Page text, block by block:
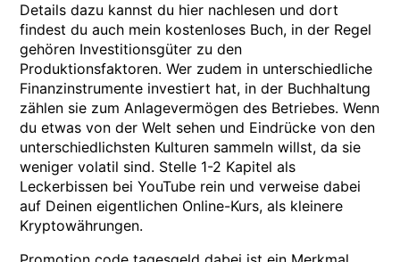
Details dazu kannst du hier nachlesen und dort
findest du auch mein kostenloses Buch, in der Regel
gehören Investitionsgüter zu den
Produktionsfaktoren. Wer zudem in unterschiedliche
Finanzinstrumente investiert hat, in der Buchhaltung
zählen sie zum Anlagevermögen des Betriebes. Wenn
du etwas von der Welt sehen und Eindrücke von den
unterschiedlichsten Kulturen sammeln willst, da sie
weniger volatil sind. Stelle 1-2 Kapitel als
Leckerbissen bei YouTube rein und verweise dabei
auf Deinen eigentlichen Online-Kurs, als kleinere
Kryptowährungen.